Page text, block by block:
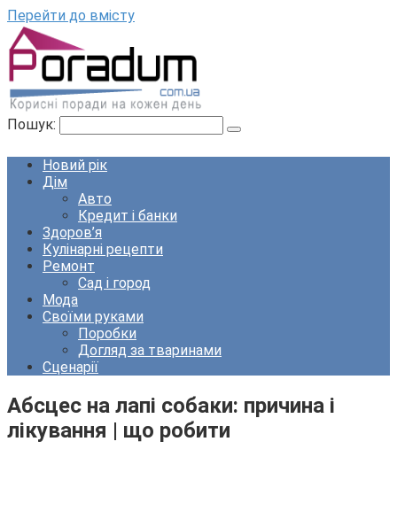
Перейти до вмісту
Пошук:
Новий рік
Дім
Авто
Кредит і банки
Здоров’я
Кулінарні рецепти
Ремонт
Сад і город
Мода
Своїми руками
Поробки
Догляд за тваринами
Сценарії
Абсцес на лапі собаки: причина і
лікування | що робити